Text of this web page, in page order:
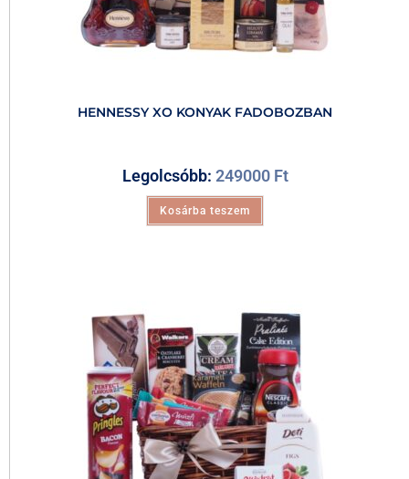
HENNESSY XO KONYAK FADOBOZBAN
Legolcsóbb: 249000 Ft
Kosárba teszem